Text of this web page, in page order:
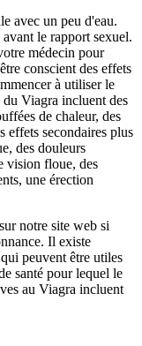
avec un peu d'eau.
le rapport sexuel.
médecin pour
conscient des effets
à utiliser le
du Viagra incluent des
de chaleur, des
effets secondaires plus
des douleurs
vision floue, des
une érection
notre site web si
Il existe
peuvent être utiles
santé pour lequel le
au Viagra incluent